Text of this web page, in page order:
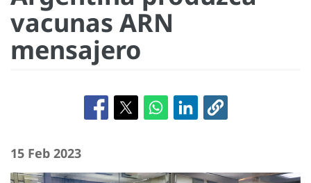
vacunas ARN
mensajero
15 Feb 2023